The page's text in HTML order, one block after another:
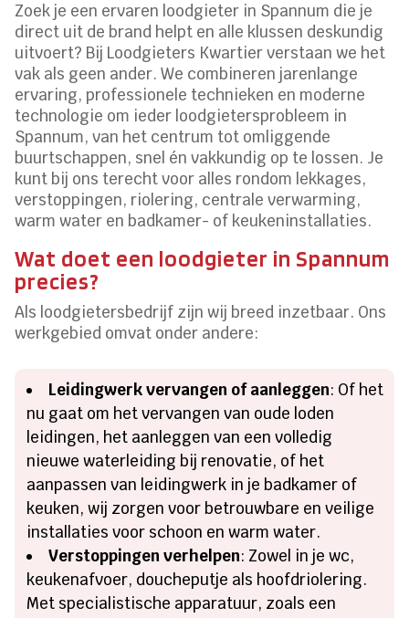
Zoek je een ervaren loodgieter in Spannum die je
direct uit de brand helpt en alle klussen deskundig
uitvoert? Bij Loodgieters Kwartier verstaan we het
vak als geen ander. We combineren jarenlange
ervaring, professionele technieken en moderne
technologie om ieder loodgietersprobleem in
Spannum, van het centrum tot omliggende
buurtschappen, snel én vakkundig op te lossen. Je
kunt bij ons terecht voor alles rondom lekkages,
verstoppingen, riolering, centrale verwarming,
warm water en badkamer- of keukeninstallaties.
Wat doet een loodgieter in Spannum
precies?
Als loodgietersbedrijf zijn wij breed inzetbaar. Ons
werkgebied omvat onder andere:
Leidingwerk vervangen of aanleggen: Of het
nu gaat om het vervangen van oude loden
leidingen, het aanleggen van een volledig
nieuwe waterleiding bij renovatie, of het
aanpassen van leidingwerk in je badkamer of
keuken, wij zorgen voor betrouwbare en veilige
installaties voor schoon en warm water.
Verstoppingen verhelpen: Zowel in je wc,
keukenafvoer, doucheputje als hoofdriolering.
Met specialistische apparatuur, zoals een